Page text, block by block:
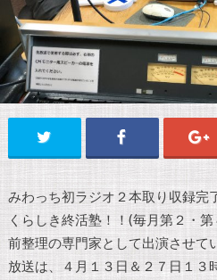
みわっち初ラジオ２本取り収録完
くらしき終活塾！！(毎月第２・
前整理の専門家として出演させて
放送は、４月１３日＆２７日１３